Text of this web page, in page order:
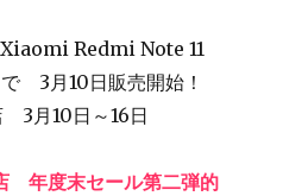
Redmi Note 11
3月10日販売開始！
3月10日～16日
年度末セール第二弾的